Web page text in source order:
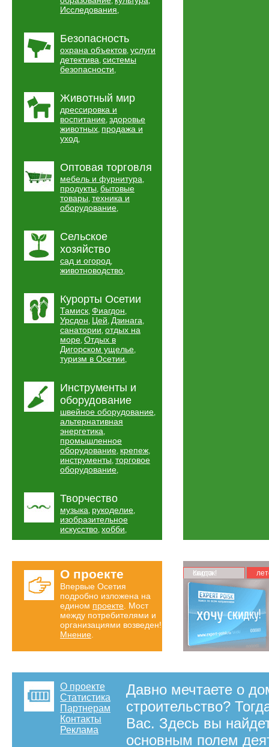
Исследования,
Безопасность
охрана объектов, услуги
детектива, системы
безопасности,
Животный мир
дрессировка и
воспитание, здоровье
животных, продажа и
уход,
Оптовая торговля
мебель и фурнитура,
продукты, бытовые
товары, техника и
оборудование,
Сельское
хозяйство
сад и огород,
животноводство,
Курорты Осетии
Тамиск, Фиагдон,
Урсдон, Цей, Дзинага,
санатории, отдых на
море, Отдых в
Дигорском ущелье,
туризм в Осетии,
Инструменты и
оборудование
швейное оборудование,
альтернативная
энергетика,
промышленное
оборудование, крепеж,
инструменты, торговое
оборудование,
Творчество
музыка, рукоделие,
изобразительное
искусство, хобби,
О проекте
Впервые Осетия
подробно изложена на
едином проекте . Мост
между потребителями и
организациями возведен!
Мнение
Карта скидок!
О проекте
Статистика
Партнерам
Контакты
Реклама
Давно мечтаете о
строительство?
Вас. Здесь вы
основным полем